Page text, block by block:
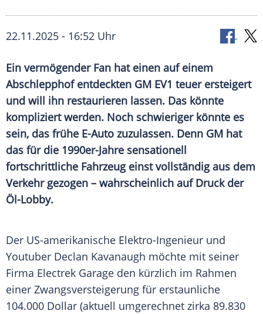
22.11.2025 - 16:52 Uhr
Ein vermögender Fan hat einen auf einem
Abschlepphof entdeckten GM EV1 teuer ersteigert
und will ihn restaurieren lassen. Das könnte
kompliziert werden. Noch schwieriger könnte es
sein, das frühe E-Auto zuzulassen. Denn GM hat
das für die 1990er-Jahre sensationell
fortschrittliche Fahrzeug einst vollständig aus dem
Verkehr gezogen – wahrscheinlich auf Druck der
Öl-Lobby.
Der US-amerikanische Elektro-Ingenieur und
Youtuber Declan Kavanaugh möchte mit seiner
Firma Electrek Garage den kürzlich im Rahmen
einer Zwangsversteigerung für erstaunliche
104.000 Dollar (aktuell umgerechnet zirka 89.830